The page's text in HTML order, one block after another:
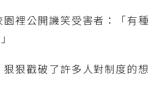
園裡公開譏笑受害者：「有種
狠戳破了許多人對制度的想